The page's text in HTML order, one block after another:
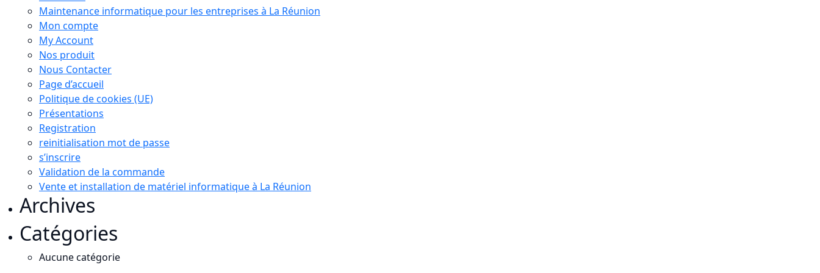
Maintenance informatique pour les entreprises à La Réunion
Mon compte
My Account
Nos produit
Nous Contacter
Page d’accueil
Politique de cookies (UE)
Présentations
Registration
reinitialisation mot de passe
s’inscrire
Validation de la commande
Vente et installation de matériel informatique à La Réunion
Archives
Catégories
Aucune catégorie